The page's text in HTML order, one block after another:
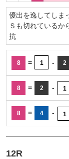
優出を逸してしま
Ｓも切れているか
抗
8 = 1 - 2
8 = 2 - 1
8 = 4 - 1
12R